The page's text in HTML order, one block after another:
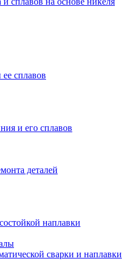
сплавов
и его сплавов
деталей
наплавки
сварки и наплавки